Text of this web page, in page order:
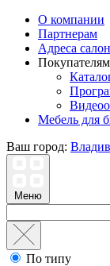
О компании
Партнерам
Адреса
Покупателям
Мебель для
Ваш город:
Меню
По типу